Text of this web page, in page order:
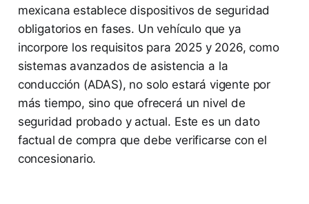
mexicana establece dispositivos de seguridad
obligatorios en fases. Un vehículo que ya
incorpore los requisitos para 2025 y 2026, como
sistemas avanzados de asistencia a la
conducción (ADAS), no solo estará vigente por
más tiempo, sino que ofrecerá un nivel de
seguridad probado y actual. Este es un dato
factual de compra que debe verificarse con el
concesionario.